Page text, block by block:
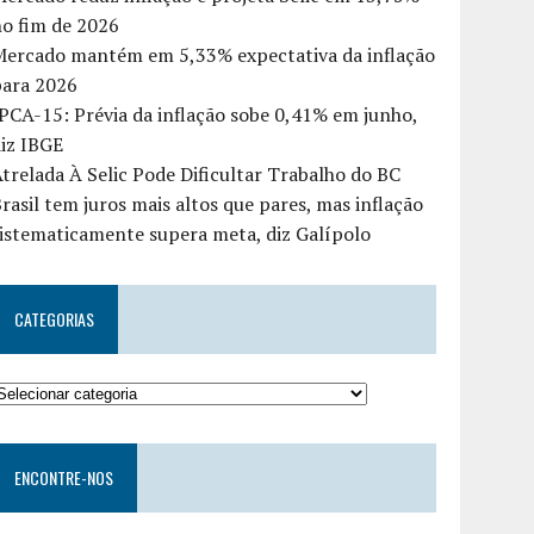
fim de 2026
mantém em 5,33% expectativa da inflação
2026
15: Prévia da inflação sobe 0,41% em junho,
IBGE
À Selic Pode Dificultar Trabalho do BC
tem juros mais altos que pares, mas inflação
supera meta, diz Galípolo
CATEGORIAS
ENCONTRE-NOS